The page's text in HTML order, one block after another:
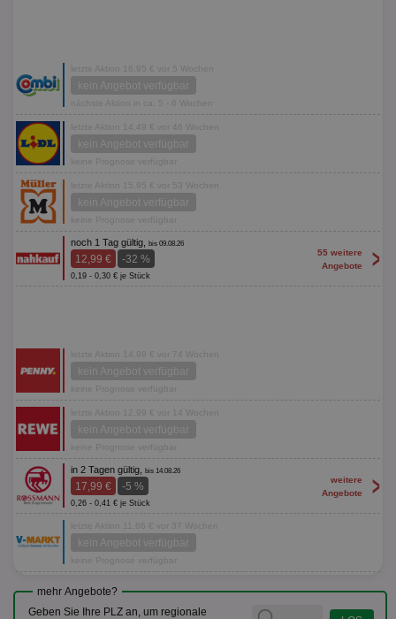
letzte Aktion 16,95 € vor 5 Wochen
kein Angebot verfügbar
nächste Aktion in ca. 5 - 6 Wochen
letzte Aktion 14,49 € vor 46 Wochen
kein Angebot verfügbar
keine Prognose verfügbar
letzte Aktion 15,95 € vor 53 Wochen
kein Angebot verfügbar
keine Prognose verfügbar
noch 1 Tag gültig, bis 09.08.26
12,99 € -32 %
0,19 - 0,30 € je Stück
55 weitere
Angebote
>
letzte Aktion 14,99 € vor 74 Wochen
kein Angebot verfügbar
keine Prognose verfügbar
letzte Aktion 12,99 € vor 14 Wochen
kein Angebot verfügbar
keine Prognose verfügbar
in 2 Tagen gültig, bis 14.08.26
17,99 € -5 %
0,26 - 0,41 € je Stück
weitere
Angebote
>
letzte Aktion 11,66 € vor 37 Wochen
kein Angebot verfügbar
keine Prognose verfügbar
mehr Angebote?
Geben Sie Ihre PLZ an, um regionale